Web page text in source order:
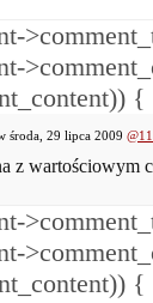
{
środa, 29 lipca 2009
z wartościowym
{